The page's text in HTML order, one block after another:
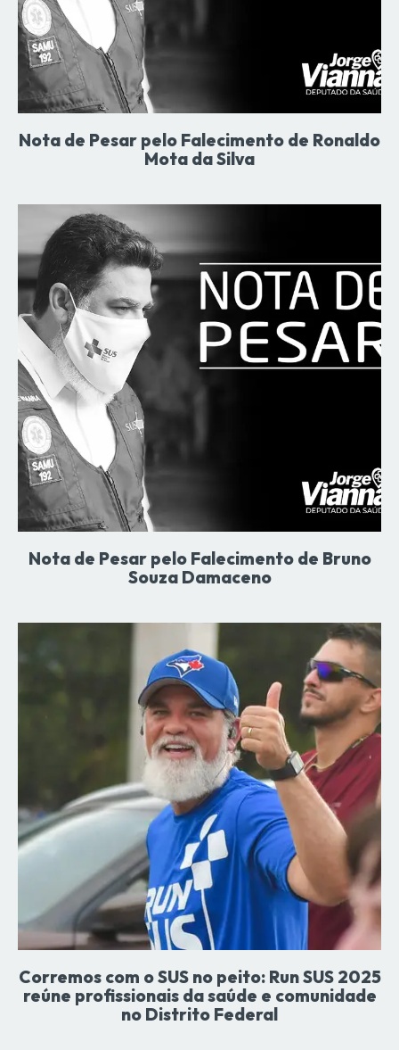
Nota de Pesar pelo Falecimento de Ronaldo
Mota da Silva
Nota de Pesar pelo Falecimento de Bruno
Souza Damaceno
Corremos com o SUS no peito: Run SUS 2025
reúne profissionais da saúde e comunidade
no Distrito Federal